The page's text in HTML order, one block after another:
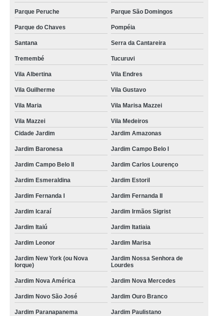
Parque Peruche Parque São Domingos
Parque do Chaves Pompéia
Santana Serra da Cantareira
Tremembé Tucuruvi
Vila Albertina Vila Endres
Vila Guilherme Vila Gustavo
Vila Maria Vila Marisa Mazzei
Vila Mazzei
Vila Medeiros
Cidade Jardim
Jardim Amazonas
Jardim Baronesa Jardim Campo Belo I
Jardim Campo Belo II Jardim Carlos Lourenço
Jardim Esmeraldina Jardim Estoril
Jardim Fernanda I Jardim Fernanda II
Jardim Icaraí Jardim Irmãos Sigrist
Jardim Itaiú Jardim Itatiaia
Jardim Leonor Jardim Marisa
Jardim New York (ou Nova
Iorque)
Jardim Nossa Senhora de
Lourdes
Jardim Nova América Jardim Nova Mercedes
Jardim Novo São José Jardim Ouro Branco
Jardim Paranapanema Jardim Paulistano